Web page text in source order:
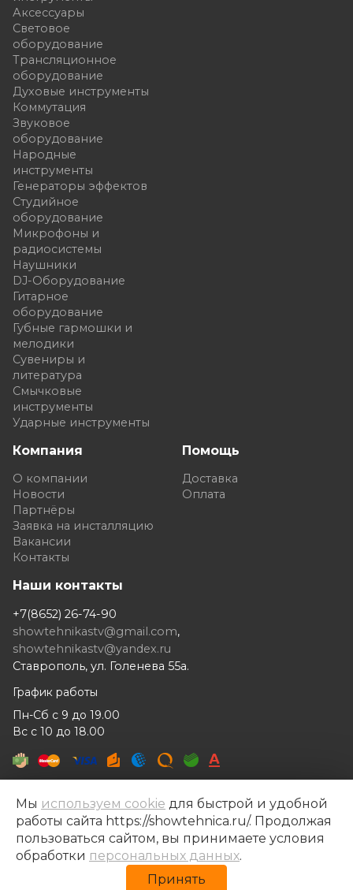
Аксессуары
Световое
оборудование
Трансляционное
оборудование
Духовые инструменты
Коммутация
Звуковое
оборудование
Народные
инструменты
Генераторы эффектов
Студийное
оборудование
Микрофоны и
радиосистемы
Наушники
DJ-Оборудование
Гитарное
оборудование
Губные гармошки и
мелодики
Сувениры и
литература
Смычковые
инструменты
Ударные инструменты
Компания
О компании
Новости
Партнёры
Заявка на инсталляцию
Вакансии
Контакты
Помощь
Доставка
Оплата
Наши контакты
+7(8652) 26-74-90
showtehnikastv@gmail.com,
showtehnikastv@yandex.ru
Ставрополь, ул. Голенева 55а.
График работы
Пн-Сб с 9 до 19.00
Вс с 10 до 18.00
Шоутехника © 2014- 2026
Разработка сайта —Рекламный контент
Политика конфиденциальности
Мы используем cookie для быстрой и удобной
работы сайта https://showtehnica.ru/. Продолжая
пользоваться сайтом, вы принимаете условия
обработки персональных данных.
Принять